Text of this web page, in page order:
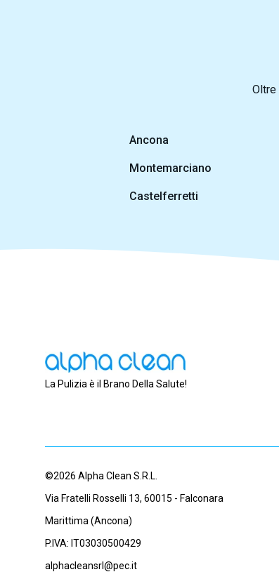
Oltre
Ancona
Montemarciano
Castelferretti
La Pulizia è il Brano Della Salute!
©2026 Alpha Clean S.R.L.
Via Fratelli Rosselli 13, 60015 - Falconara
Marittima (Ancona)
P.IVA: IT03030500429
alphacleansrl@pec.it